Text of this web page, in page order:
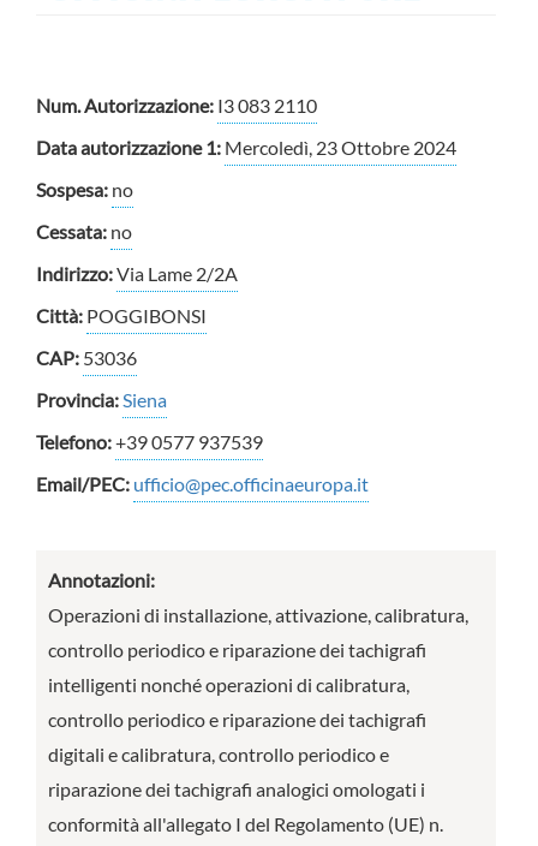
Num. Autorizzazione: I3 083 2110
Data autorizzazione 1: Mercoledì, 23 Ottobre 2024
Sospesa: no
Cessata: no
Indirizzo:Via Lame 2/2A
Città: POGGIBONSI
CAP: 53036
Provincia:Siena
Telefono:+39 0577 937539
Email/PEC: ufficio@pec.officinaeuropa.it
Annotazioni:
Operazioni di installazione, attivazione, calibratura,
controllo periodico e riparazione dei tachigrafi
intelligenti nonché operazioni di calibratura,
controllo periodico e riparazione dei tachigrafi
digitali e calibratura, controllo periodico e
riparazione dei tachigrafi analogici omologati i
conformità all'allegato I del Regolamento (UE) n.